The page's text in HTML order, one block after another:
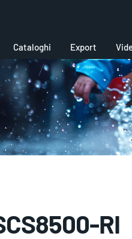
Cataloghi Export
RI